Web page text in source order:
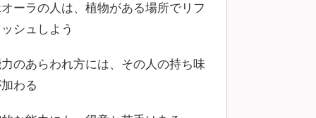
ーラの人は、植物がある場所でリフ
シュしよう
のあらわれ方には、その人の持ち味
わる